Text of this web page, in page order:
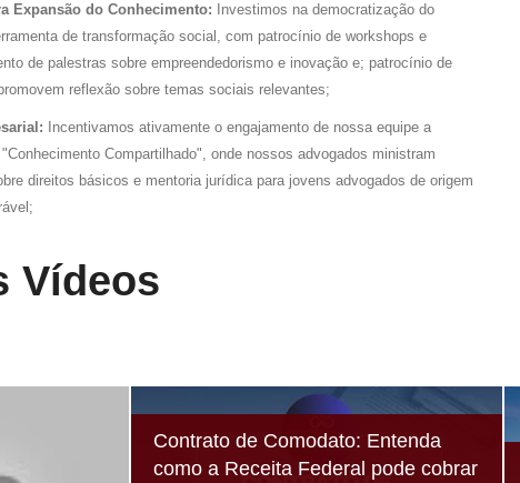
Expansão do Conhecimento:
Investimos na democratização do
de transformação social, com patrocínio de workshops e
de palestras sobre empreendedorismo e inovação e; patrocínio de
reflexão sobre temas sociais relevantes;
Incentivamos ativamente o engajamento de nossa equipe a
Compartilhado", onde nossos advogados ministram
direitos básicos e mentoria jurídica para jovens advogados de origem
Vídeos
Contrato de Comodato: Entenda
como a Receita Federal pode cobrar